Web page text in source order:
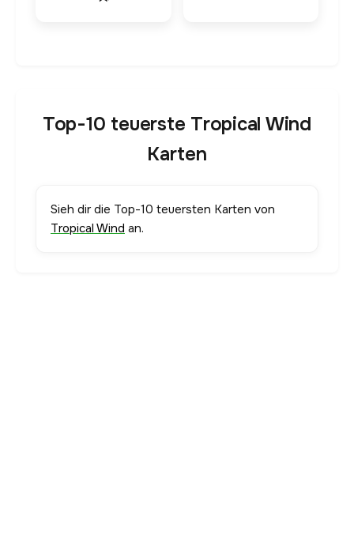
Top-10 teuerste Tropical Wind
Karten
Sieh dir die Top-10 teuersten Karten von
Tropical Wind an.